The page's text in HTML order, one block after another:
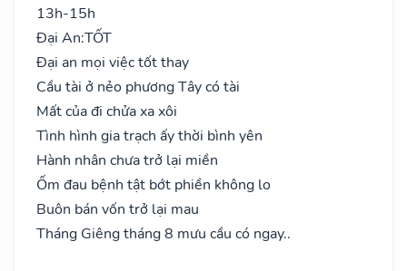
13h-15h
Đại An:TỐT
Đại an mọi việc tốt thay
Cầu tài ở nẻo phương Tây có tài
Mất của đi chửa xa xôi
Tình hình gia trạch ấy thời bình yên
Hành nhân chưa trở lại miền
Ốm đau bệnh tật bớt phiền không lo
Buôn bán vốn trở lại mau
Tháng Giêng tháng 8 mưu cầu có ngay..